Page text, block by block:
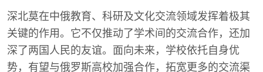
深北莫在中俄教育、科研及文化交流领域发挥着极其
关键的作用。它不仅推动了学术间的交流合作，还加
深了两国人民的友谊。面向未来，学校依托自身优
势，有望与俄罗斯高校加强合作，拓宽更多的交流渠